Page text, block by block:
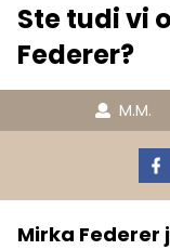
Ste tudi vi
Federer?
M.M.
Mirka Federer